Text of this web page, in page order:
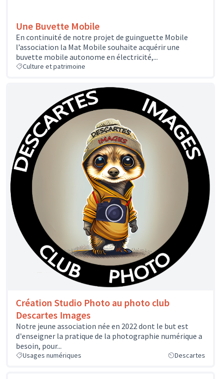
Une Buvette Mobile
En continuité de notre projet de guinguette Mobile
l’association la Mat Mobile souhaite acquérir une
buvette mobile autonome en électricité,...
Culture et patrimoine
Création Studio Photo au photo club
Descartes Images
Notre jeune association née en 2022 dont le but est
d'enseigner la pratique de la photographie numérique a
besoin, pour...
Usages numériques Descartes